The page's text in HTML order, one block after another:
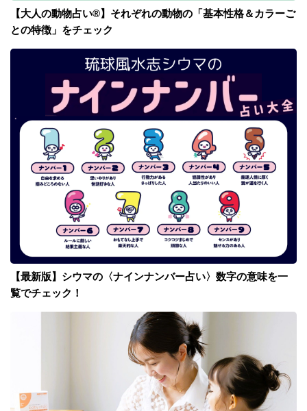
【大人の動物占い®】それぞれの動物の「基本性格＆カラーご
との特徴」をチェック
【最新版】シウマの〈ナインナンバー占い〉数字の意味を一
覧でチェック！